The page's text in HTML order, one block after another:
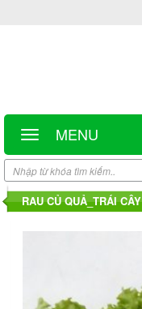
MENU
RAU CỦ QUẢ_TRÁI CÂY